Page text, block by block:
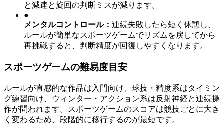
と減速と旋回の判断ミスが減ります。
●
メンタルコントロール： 連続失敗したら短く休憩し、
ルールが簡単なスポーツゲームでリズムを戻してから
再挑戦すると、判断精度が回復しやすくなります。
スポーツゲームの難易度目安
ルールが直感的な作品は入門向け、球技・精度系はタイミン
グ練習向け、ウィンター・アクション系は反射神経と連続操
作が問われます。スポーツゲームのスコアは競技ごとに大き
く変わるため、段階的に移行するのが最短です。